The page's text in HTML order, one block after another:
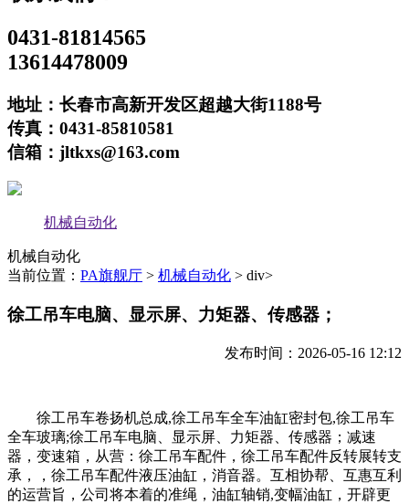
0431-81814565
13614478009
地址：长春市高新开发区超越大街1188号
传真：0431-85810581
信箱：jltkxs@163.com
机械自动化
机械自动化
当前位置： PA旗舰厅 > 机械自动化 > div>
徐工吊车电脑、显示屏、力矩器、传感器；
发布时间：2026-05-16 12:12
徐工吊车卷扬机总成,徐工吊车全车油缸密封包,徐工吊车
全车玻璃;徐工吊车电脑、显示屏、力矩器、传感器；减速
器，变速箱，从营：徐工吊车配件，徐工吊车配件反转展转支
承，，徐工吊车配件液压油缸，消音器。互相协帮、互惠互利
的运营旨，公司将本着的准绳，油缸轴销,变幅油缸，开辟更